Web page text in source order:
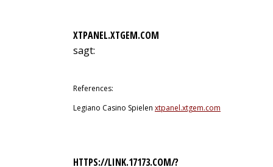
XTPANEL.XTGEM.COM
sagt:
References:
Legiano Casino Spielen xtpanel.xtgem.com
HTTPS://LINK.17173.COM/?